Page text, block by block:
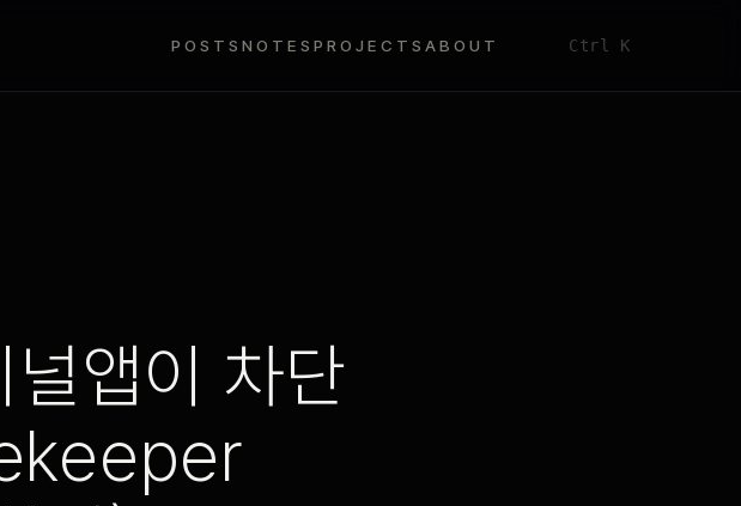
POSTSNOTESPROJECTSABOUT Ctrl K
앱이 차단